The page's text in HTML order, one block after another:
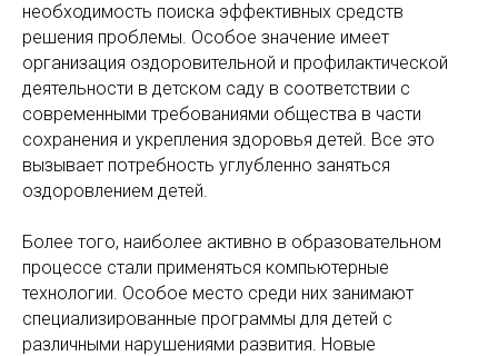
необходимость поиска эффективных средств
решения проблемы. Особое значение имеет
организация оздоровительной и профилактической
деятельности в детском саду в соответствии с
современными требованиями общества в части
сохранения и укрепления здоровья детей. Все это
вызывает потребность углубленно заняться
оздоровлением детей.
Более того, наиболее активно в образовательном
процессе стали применяться компьютерные
технологии. Особое место среди них занимают
специализированные программы для детей с
различными нарушениями развития. Новые